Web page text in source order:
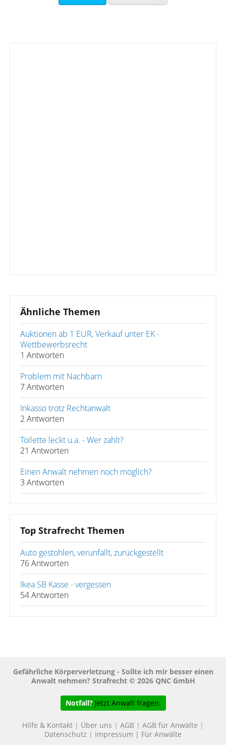
Ähnliche Themen
Auktionen ab 1 EUR, Verkauf unter EK -
Wettbewerbsrecht
1 Antworten
Problem mit Nachbarn
7 Antworten
Inkasso trotz Rechtanwalt
2 Antworten
Toilette leckt u.a. - Wer zahlt?
21 Antworten
Einen Anwalt nehmen noch möglich?
3 Antworten
Top Strafrecht Themen
Auto gestohlen, verunfallt, zurückgestellt
76 Antworten
Ikea SB Kasse - vergessen
54 Antworten
Gefährliche Körperverletzung - Sollte ich mir besser einen
Anwalt nehmen? Strafrecht © 2026 QNC GmbH
Notfall? Jetzt Anwalt fragen.
Hilfe & Kontakt | Über uns | AGB | AGB für Anwälte |
Datenschutz | Impressum | Für Anwälte